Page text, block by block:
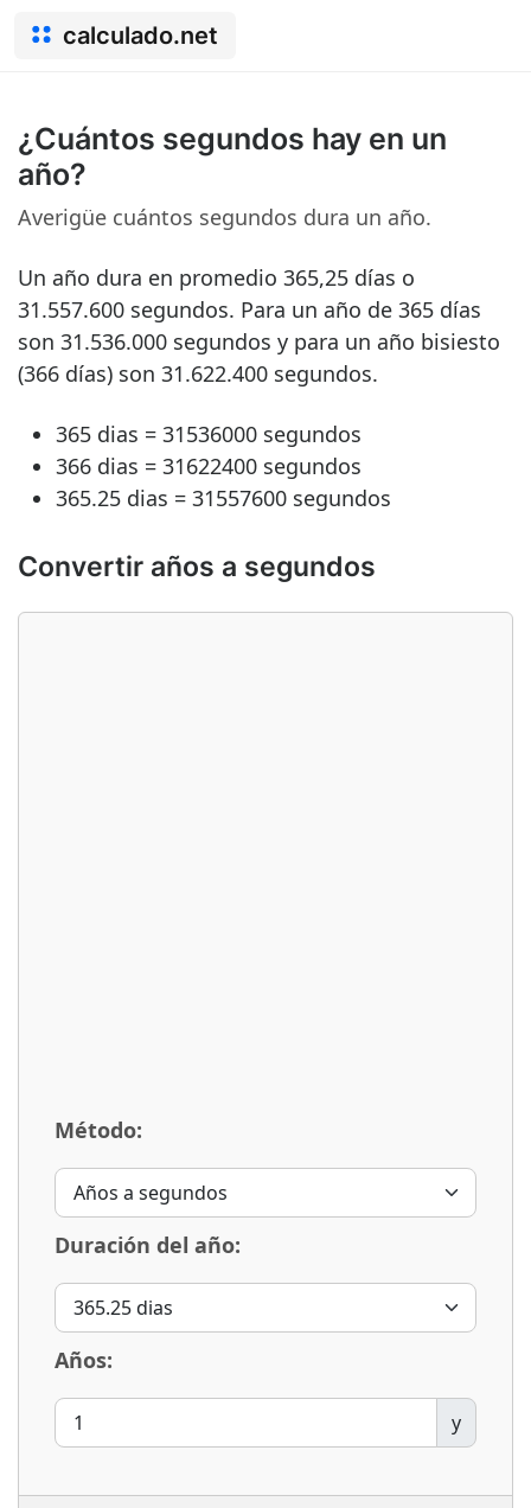
calculado.net
¿Cuántos segundos hay en un
año?
Averigüe cuántos segundos dura un año.
Un año dura en promedio 365,25 días o
31.557.600 segundos. Para un año de 365 días
son 31.536.000 segundos y para un año bisiesto
(366 días) son 31.622.400 segundos.
365 dias = 31536000 segundos
366 dias = 31622400 segundos
365.25 dias = 31557600 segundos
Convertir años a segundos
Método:
Duración del año:
Años:
y